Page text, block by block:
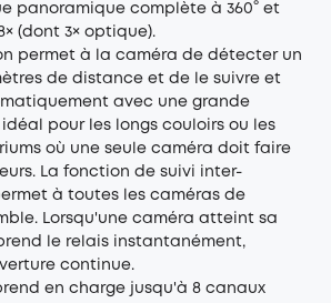
panoramique complète à 360° et
(dont 3× optique).
permet à la caméra de détecter un
de distance et de le suivre et
avec une grande
pour les longs couloirs ou les
où une seule caméra doit faire
La fonction de suivi inter-
à toutes les caméras de
Lorsqu'une caméra atteint sa
le relais instantanément,
continue.
en charge jusqu'à 8 canaux